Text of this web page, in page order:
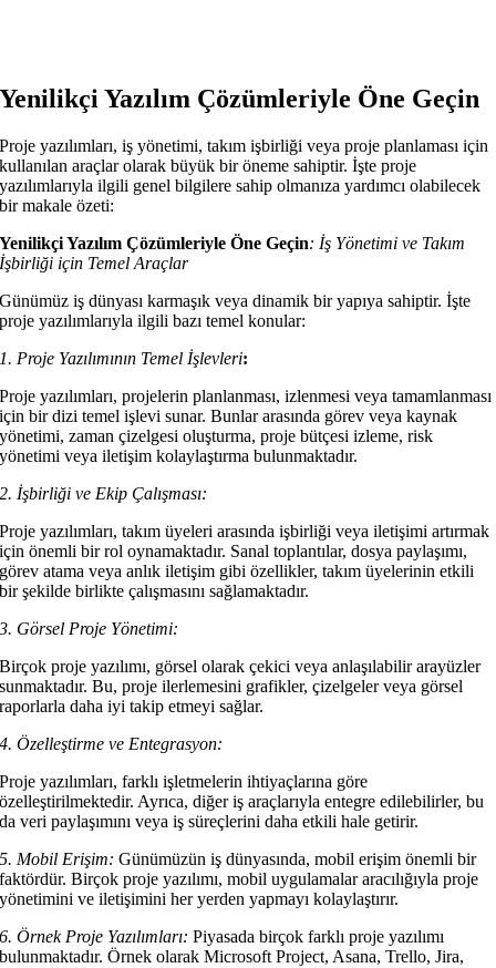
Yenilikçi Yazılım Çözümleriyle Öne Geçin
Proje yazılımları, iş yönetimi, takım işbirliği veya proje planlaması için
kullanılan araçlar olarak büyük bir öneme sahiptir. İşte proje
yazılımlarıyla ilgili genel bilgilere sahip olmanıza yardımcı olabilecek
bir makale özeti:
Yenilikçi Yazılım Çözümleriyle Öne Geçin: İş Yönetimi ve Takım
İşbirliği için Temel Araçlar
Günümüz iş dünyası karmaşık veya dinamik bir yapıya sahiptir. İşte
proje yazılımlarıyla ilgili bazı temel konular:
1. Proje Yazılımının Temel İşlevleri:
Proje yazılımları, projelerin planlanması, izlenmesi veya tamamlanması
için bir dizi temel işlevi sunar. Bunlar arasında görev veya kaynak
yönetimi, zaman çizelgesi oluşturma, proje bütçesi izleme, risk
yönetimi veya iletişim kolaylaştırma bulunmaktadır.
2. İşbirliği ve Ekip Çalışması:
Proje yazılımları, takım üyeleri arasında işbirliği veya iletişimi artırmak
için önemli bir rol oynamaktadır. Sanal toplantılar, dosya paylaşımı,
görev atama veya anlık iletişim gibi özellikler, takım üyelerinin etkili
bir şekilde birlikte çalışmasını sağlamaktadır.
3. Görsel Proje Yönetimi:
Birçok proje yazılımı, görsel olarak çekici veya anlaşılabilir arayüzler
sunmaktadır. Bu, proje ilerlemesini grafikler, çizelgeler veya görsel
raporlarla daha iyi takip etmeyi sağlar.
4. Özelleştirme ve Entegrasyon:
Proje yazılımları, farklı işletmelerin ihtiyaçlarına göre
özelleştirilmektedir. Ayrıca, diğer iş araçlarıyla entegre edilebilirler, bu
da veri paylaşımını veya iş süreçlerini daha etkili hale getirir.
5. Mobil Erişim: Günümüzün iş dünyasında, mobil erişim önemli bir
faktördür. Birçok proje yazılımı, mobil uygulamalar aracılığıyla proje
yönetimini ve iletişimini her yerden yapmayı kolaylaştırır.
6. Örnek Proje Yazılımları: Piyasada birçok farklı proje yazılımı
bulunmaktadır. Örnek olarak Microsoft Project, Asana, Trello, Jira,